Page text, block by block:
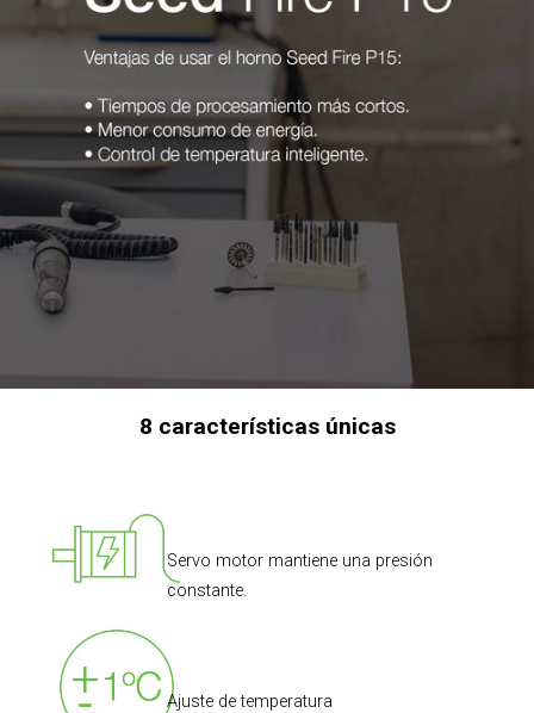
8 características únicas
Servo motor mantiene una presión
constante.
Ajuste de temperatura